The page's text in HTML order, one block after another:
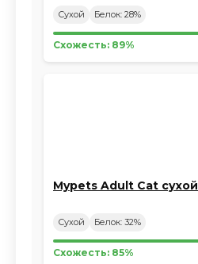
Сухой Белок: 28%
Схожесть: 89%
Mypets Adult Cat
Сухой Белок: 32%
Схожесть: 85%